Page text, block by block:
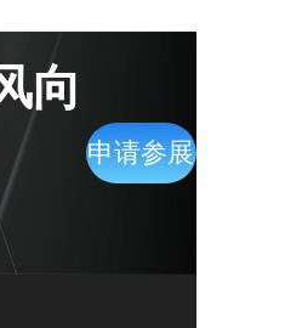
年7月
卫生陶瓷
约
向
申请参展